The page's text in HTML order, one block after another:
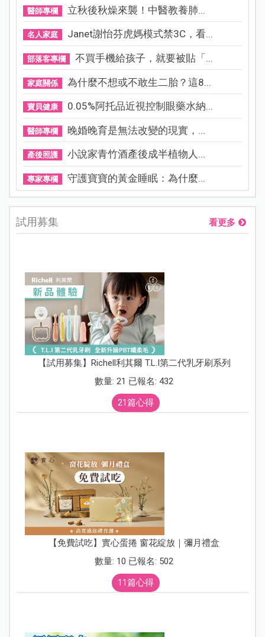
醫師專欄 立秋後秋燥來襲！中醫教養肺...
名人家庭 Janet謝怡芬虎媽模式禁3C，看...
部落客專欄 不買手機給孩子，就要被貼「...
家庭關係 為什麼不想或不敢生二胎？這8...
寶貝健康 0.05%阿托品近視控制眼藥水納...
醫師專欄 晚婚晚育是無法改變的現實，...
產後照護 小說家青竹酒產後成半植物人...
專家專欄 守護寶寶的黃金睡眠：為什麼...
試用募集 看更多
【試用募集】Richell利其爾 T.L.I第二代乳牙刷系列
數量: 21 已報名: 432
21篇心得
【免費試吃】實心蛋捲 窗花綻放｜彌月禮盒
數量: 10 已報名: 502
11篇心得